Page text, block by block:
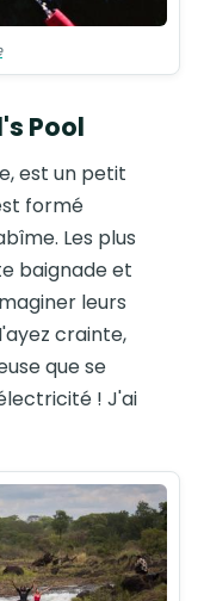
Pool
est un petit
formé
Les plus
baignade et
leurs
crainte,
que se
! J'ai